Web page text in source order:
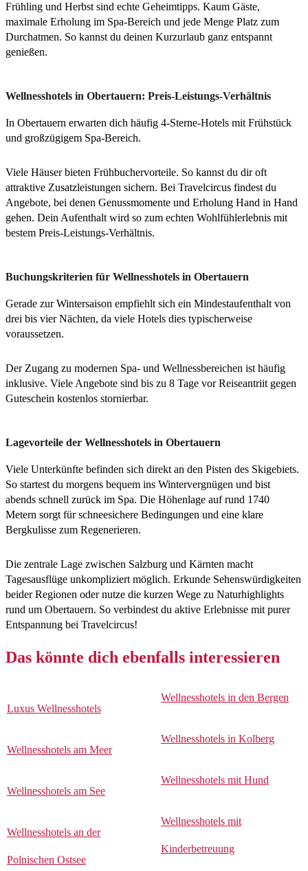
Frühling und Herbst sind echte Geheimtipps. Kaum Gäste,
maximale Erholung im Spa-Bereich und jede Menge Platz zum
Durchatmen. So kannst du deinen Kurzurlaub ganz entspannt
genießen.
Wellnesshotels in Obertauern: Preis-Leistungs-Verhältnis
In Obertauern erwarten dich häufig 4-Sterne-Hotels mit Frühstück
und großzügigem Spa-Bereich.
Viele Häuser bieten Frühbuchervorteile. So kannst du dir oft
attraktive Zusatzleistungen sichern. Bei Travelcircus findest du
Angebote, bei denen Genussmomente und Erholung Hand in Hand
gehen. Dein Aufenthalt wird so zum echten Wohlfühlerlebnis mit
bestem Preis-Leistungs-Verhältnis.
Buchungskriterien für Wellnesshotels in Obertauern
Gerade zur Wintersaison empfiehlt sich ein Mindestaufenthalt von
drei bis vier Nächten, da viele Hotels dies typischerweise
voraussetzen.
Der Zugang zu modernen Spa- und Wellnessbereichen ist häufig
inklusive. Viele Angebote sind bis zu 8 Tage vor Reiseantriit gegen
Guteschein kostenlos stornierbar.
Lagevorteile der Wellnesshotels in Obertauern
Viele Unterkünfte befinden sich direkt an den Pisten des Skigebiets.
So startest du morgens bequem ins Wintervergnügen und bist
abends schnell zurück im Spa. Die Höhenlage auf rund 1740
Metern sorgt für schneesichere Bedingungen und eine klare
Bergkulisse zum Regenerieren.
Die zentrale Lage zwischen Salzburg und Kärnten macht
Tagesausflüge unkompliziert möglich. Erkunde Sehenswürdigkeiten
beider Regionen oder nutze die kurzen Wege zu Naturhighlights
rund um Obertauern. So verbindest du aktive Erlebnisse mit purer
Entspannung bei Travelcircus!
Das könnte dich ebenfalls interessieren
Luxus Wellnesshotels
Wellnesshotels am Meer
Wellnesshotels am See
Wellnesshotels an der
Polnischen Ostsee
Wellnesshotels in den Bergen
Wellnesshotels in Kolberg
Wellnesshotels mit Hund
Wellnesshotels mit
Kinderbetreuung